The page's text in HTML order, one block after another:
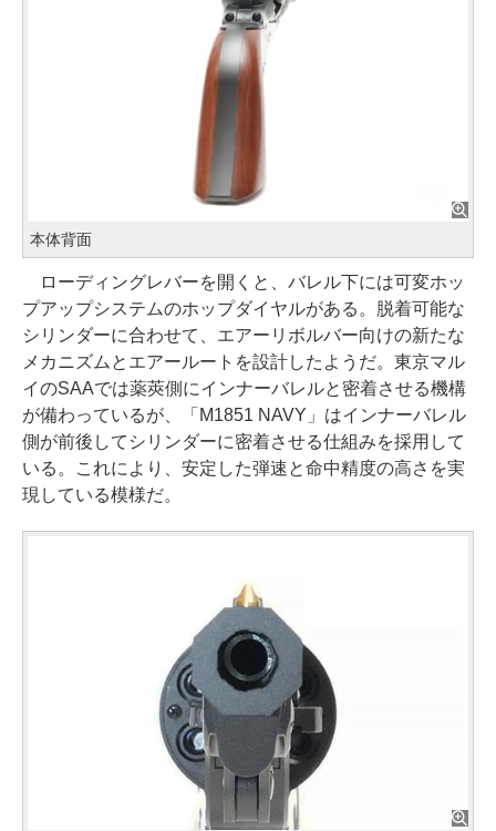
本体背面
ローディングレバーを開くと、バレル下には可変ホッ
プアップシステムのホップダイヤルがある。脱着可能な
シリンダーに合わせて、エアーリボルバー向けの新たな
メカニズムとエアールートを設計したようだ。東京マル
イのSAAでは薬莢側にインナーバレルと密着させる機構
が備わっているが、「M1851 NAVY」はインナーバレル
側が前後してシリンダーに密着させる仕組みを採用して
いる。これにより、安定した弾速と命中精度の高さを実
現している模様だ。